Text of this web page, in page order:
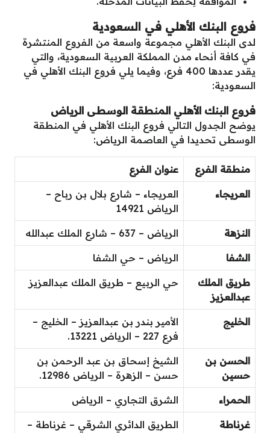
فروع البنك الأهلي في السعودية
لدى البنك الأهلي مجموعة واسعة من الفروع المنتشرة
في كافة أنحاء مدن المملكة العربية السعودية، والتي
يقدر عددها 400 فرع، وفيما يلي فروع البنك الأهلي في
السعودية:
فروع البنك الأهلي المنطقة الوسطى الرياض
يوضح الجدول التالي فروع البنك الأهلي في المنطقة
الوسطى تحديدا في العاصمة الرياض:
منطقة الفرع عنوان الفرع
العريجاء
العريجاء – شارع بلال بن رباح –
الرياض 14921
النزهة الرياض – 637 – شارع الملك عبدالله
الشفا الرياض – حي الشفا
طريق الملك
عبدالعزيز
حي الربيع – طريق الملك عبدالعزيز
الخليج
الأمير بندر بن عبدالعزيز – الخليج –
فرع 227 – الرياض 13221.
الحسن بن
حسين
الشيخ إسحاق بن عبد الرحمن بن
حسن – الزهرة – الرياض 12986.
الحمراء الشرق التجاري – الرياض
غرناطة
الطريق الدائري الشرقي – غرناطة –